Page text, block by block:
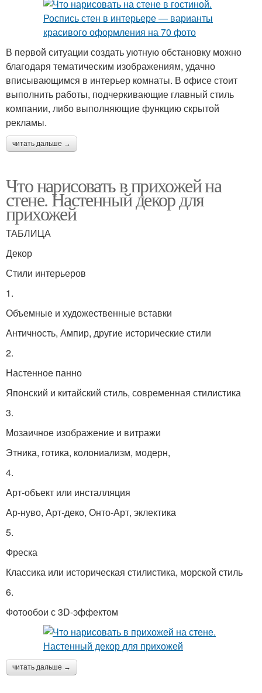
В первой ситуации создать уютную обстановку можно
благодаря тематическим изображениям, удачно
вписывающимся в интерьер комнаты. В офисе стоит
выполнить работы, подчеркивающие главный стиль
компании, либо выполняющие функцию скрытой
рекламы.
читать дальше →
Что нарисовать в прихожей на
стене. Настенный декор для
прихожей
ТАБЛИЦА
Декор
Стили интерьеров
1.
Объемные и художественные вставки
Античность, Ампир, другие исторические стили
2.
Настенное панно
Японский и китайский стиль, современная стилистика
3.
Мозаичное изображение и витражи
Этника, готика, колониализм, модерн,
4.
Арт-объект или инсталляция
Ар-нуво, Арт-деко, Онто-Арт, эклектика
5.
Фреска
Классика или историческая стилистика, морской стиль
6.
Фотообои с 3D-эффектом
читать дальше →